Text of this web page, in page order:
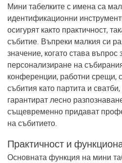
Мини табелките с имена са
идентификационни
осигурят както практичност,
събитие. Въпреки малкия си
значение, когато става въпрос
персонализиране на
конференции, работни срещи,
събития като партита и
гарантират лесно
същевременно придават
на събитието.
Практичност и
Основната функция на мини